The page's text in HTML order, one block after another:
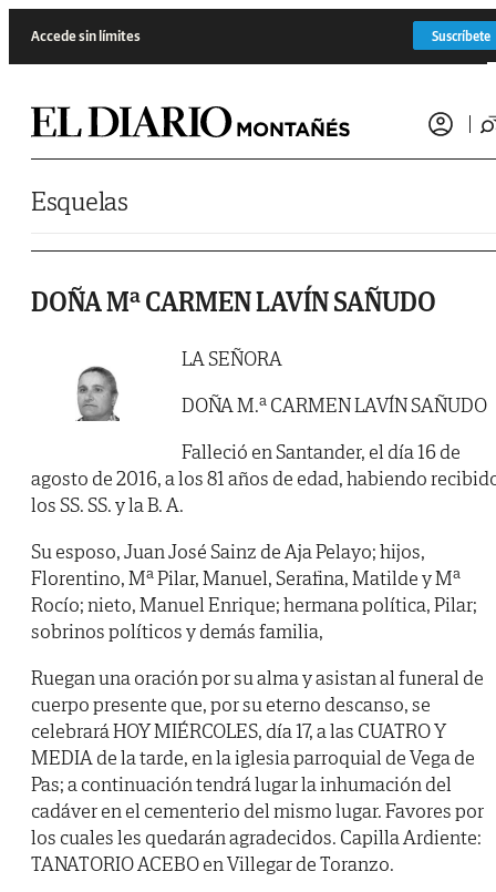
Accede sin límites Suscríbete
Esquelas
DOÑA Mª CARMEN LAVÍN SAÑUDO
LA SEÑORA
DOÑA M.ª CARMEN LAVÍN SAÑUDO
Falleció en Santander, el día 16 de
agosto de 2016, a los 81 años de edad, habiendo
los SS. SS. y la B. A.
Su esposo, Juan José Sainz de Aja Pelayo; hijos,
Florentino, Mª Pilar, Manuel, Serafina, Matilde y Mª
Rocío; nieto, Manuel Enrique; hermana política, Pilar;
sobrinos políticos y demás familia,
Ruegan una oración por su alma y asistan al funeral de
cuerpo presente que, por su eterno descanso, se
celebrará HOY MIÉRCOLES, día 17, a las CUATRO Y
MEDIA de la tarde, en la iglesia parroquial de Vega de
Pas; a continuación tendrá lugar la inhumación del
cadáver en el cementerio del mismo lugar. Favores por
los cuales les quedarán agradecidos. Capilla Ardiente:
TANATORIO ACEBO en Villegar de Toranzo.